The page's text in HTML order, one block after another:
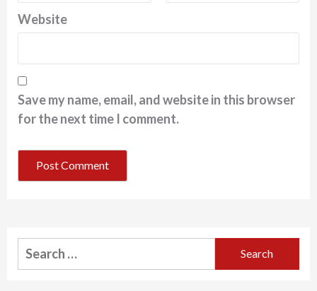
Website
Save my name, email, and website in this browser
for the next time I comment.